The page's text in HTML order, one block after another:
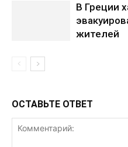
В Греции
жителей
ОСТАВЬТЕ ОТВЕТ